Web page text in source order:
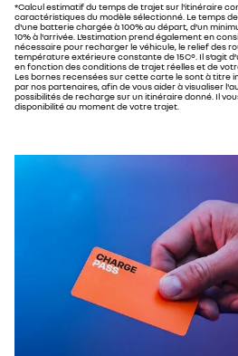
*Calcul estimatif du temps de trajet sur l'itinéraire
caractéristiques du modèle sélectionné. Le temps
d'une batterie chargée à 100% au départ, d’un
10% à l'arrivée. L’estimation prend également en
nécessaire pour recharger le véhicule, le relief des
température extérieure constante de 15C°. Il s’agit
en fonction des conditions de trajet réelles et de
Les bornes recensées sur cette carte le sont à titre
par nos partenaires, afin de vous aider à visualiser
possibilités de recharge sur un itinéraire donné. Il
disponibilité au moment de votre trajet.